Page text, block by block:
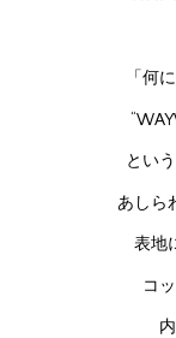
「何
とい
あしら
表地
コ